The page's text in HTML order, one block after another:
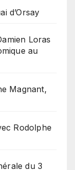
d’Orsay
Loras
au
Magnant,
Rodolphe
du 3